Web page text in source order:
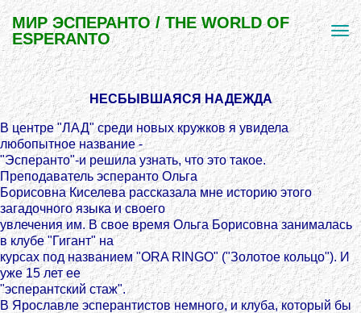
МИР ЭСПЕРАНТО / THE WORLD OF
ESPERANTO
НЕСБЫВШАЯСЯ НАДЕЖДА
В центре "ЛАД" среди новых кружков я увидела
любопытное название -
"Эсперанто"-и решила узнать, что это такое.
Преподаватель эсперанто Ольга
Борисовна Киселева рассказала мне историю этого
загадочного языка и своего
увлечения им. В свое время Ольга Борисовна занималась
в клубе "Гигант" на
курсах под названием "ORA RINGO" ("Золотое кольцо"). И
уже 15 лет ее
"эсперантский стаж".
В Ярославле эсперантистов немного, и клуба, который бы